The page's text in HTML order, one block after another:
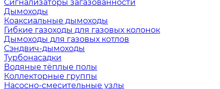
Сигнализаторы загазованности
Дымоходы
Коаксиальные дымоходы
Гибкие газоходы для газовых колонок
Дымоходы для газовых котлов
Сэндвич-дымоходы
Турбонасадки
Водяные тёплые полы
Коллекторные группы
Насосно-смесительные узлы